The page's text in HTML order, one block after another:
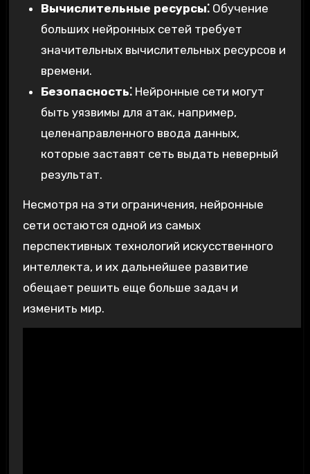
Вычислительные ресурсы⁚Обучение
больших нейронных сетей требует
значительных вычислительных ресурсов и
времени.
Безопасность⁚Нейронные сети могут
быть уязвимы для атак, например,
целенаправленного ввода данных,
которые заставят сеть выдать неверный
результат.
Несмотря на эти ограничения, нейронные
сети остаются одной из самых
перспективных технологий искусственного
интеллекта, и их дальнейшее развитие
обещает решить еще больше задач и
изменить мир.